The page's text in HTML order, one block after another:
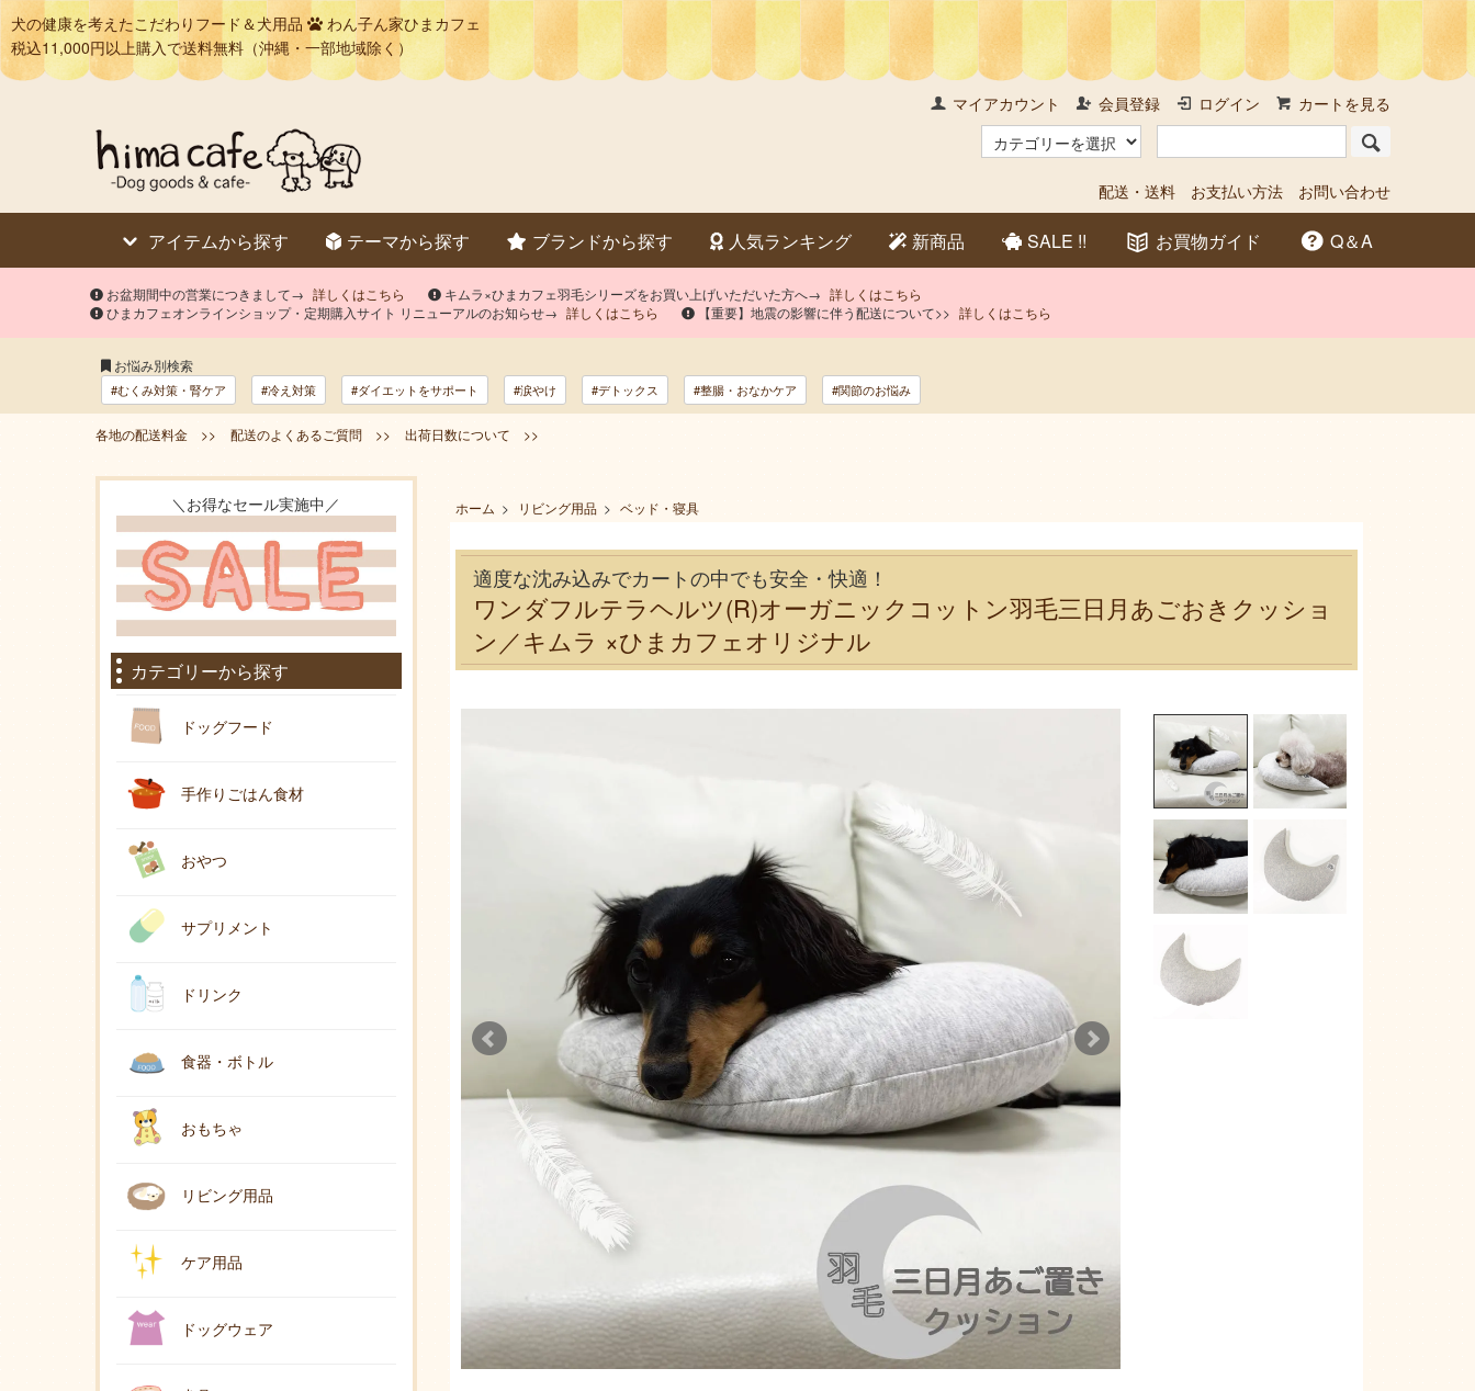
犬の健康を考えたこだわりフード＆犬用品
わん子ん家ひまカフェ
税込11,000円以上購入で送料無料（沖縄・一部地域除く）
マイアカウント 会員登録 ログイン カートを見る
配送・送料 お支払い方法 お問い合わせ
アイテムから探す テーマから探す ブランドから探す 人気ランキング 新商品 SALE !! お買物ガイド Q＆A
お盆期間中の営業につきまして→ 詳しくはこちら キムラ×ひまカフェ羽毛シリーズをお買い上げいただいた方へ→ 詳しくはこちら
ひまカフェオンラインショップ・定期購入サイト リニューアルのお知らせ→ 詳しくはこちら 【重要】地震の影響に伴う配送について>> 詳しくはこちら
お悩み別検索
#むくみ対策・腎ケア #冷え対策 #ダイエットをサポート #涙やけ #デトックス #整腸・おなかケア #関節のお悩み
各地の配送料金 >> 配送のよくあるご質問 >> 出荷日数について >>
ホーム > リビング用品 > ベッド・寝具
適度な沈み込みでカートの中でも安全・快適！
ワンダフルテラヘルツ(R)オーガニックコットン羽毛三日月あごおきクッショ
ン／キムラ ×ひまカフェオリジナル
＼お得なセール実施中／
カテゴリーから探す
ドッグフード
手作りごはん食材
おやつ
サプリメント
ドリンク
食器・ボトル
おもちゃ
リビング用品
ケア用品
ドッグウェア